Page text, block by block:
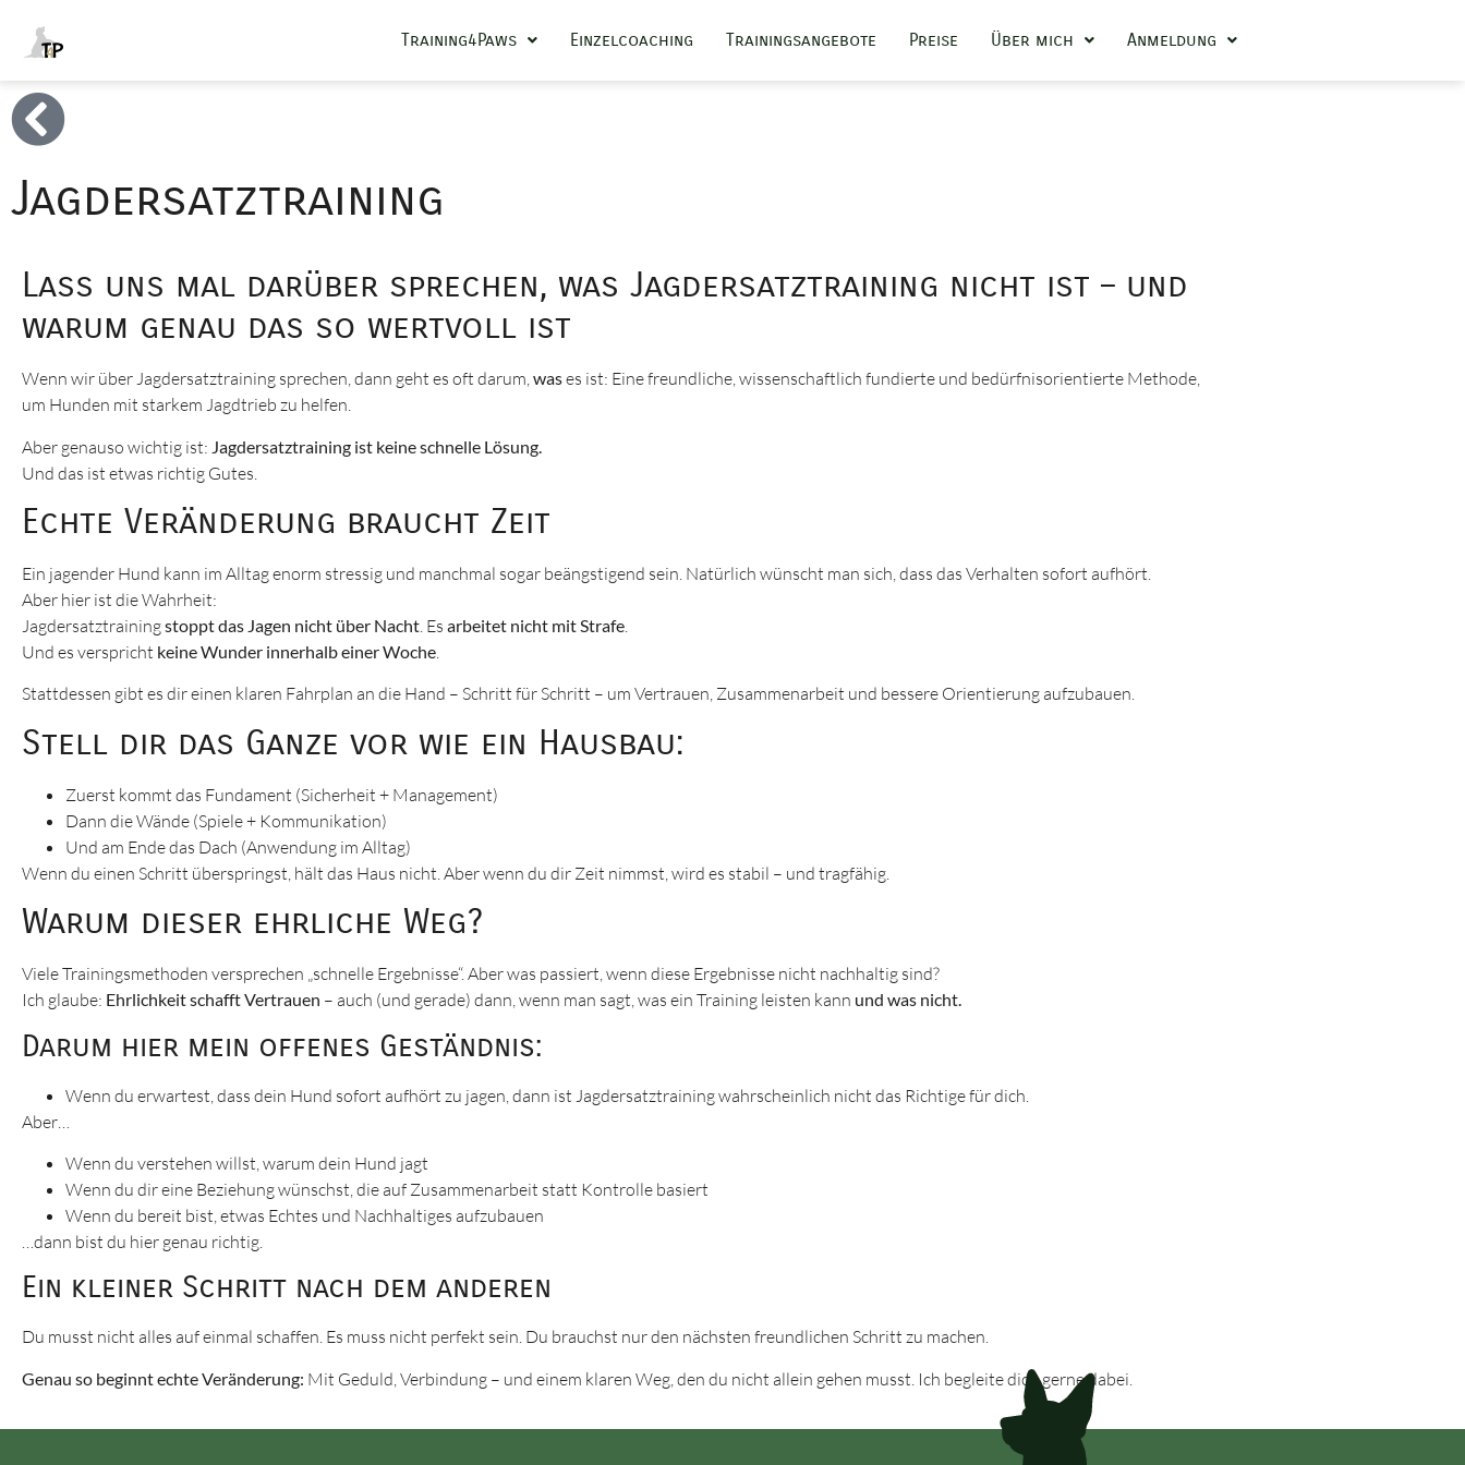
Training4Paws Einzelcoaching Trainingsangebote Preise Über mich Anmeldung
Jagdersatztraining
Lass uns mal darüber sprechen, was Jagdersatztraining nicht ist – und
warum genau das so wertvoll ist
Wenn wir über Jagdersatztraining sprechen, dann geht es oft darum,wases ist: Eine freundliche, wissenschaftlich fundierte und bedürfnisorientierte Methode,
um Hunden mit starkem Jagdtrieb zu helfen.
Aber genauso wichtig ist: Jagdersatztraining ist keine schnelle Lösung.
Und das ist etwas richtig Gutes.
Echte Veränderung braucht Zeit
Ein jagender Hund kann im Alltag enorm stressig und manchmal sogar beängstigend sein. Natürlich wünscht man sich, dass das Verhalten sofort aufhört.
Aber hier ist die Wahrheit:
Jagdersatztrainingstoppt das Jagen nicht über Nacht . Es arbeitet nicht mit Strafe
Und es verspricht keine Wunder innerhalb einer Woche
Stattdessen gibt es dir einen klaren Fahrplan an die Hand – Schritt für Schritt – um Vertrauen, Zusammenarbeit und bessere Orientierung aufzubauen.
Stell dir das Ganze vor wie ein Hausbau:
Zuerst kommt das Fundament (Sicherheit + Management)
Dann die Wände (Spiele + Kommunikation)
Und am Ende das Dach (Anwendung im Alltag)
Wenn du einen Schritt überspringst, hält das Haus nicht. Aber wenn du dir Zeit nimmst, wird es stabil – und tragfähig.
Warum dieser ehrliche Weg?
Viele Trainingsmethoden versprechen „schnelle Ergebnisse“. Aber was passiert, wenn diese Ergebnisse nicht nachhaltig sind?
Ich glaube: Ehrlichkeit schafft Vertrauen – auch (und gerade) dann, wenn man sagt, was ein Training leisten kann und was nicht.
Darum hier mein offenes Geständnis:
Wenn du erwartest, dass dein Hund sofort aufhört zu jagen, dann ist Jagdersatztraining wahrscheinlich nicht das Richtige für dich.
Aber…
Wenn du verstehen willst, warum dein Hund jagt
Wenn du dir eine Beziehung wünschst, die auf Zusammenarbeit statt Kontrolle basiert
Wenn du bereit bist, etwas Echtes und Nachhaltiges aufzubauen
…dann bist du hier genau richtig.
Ein kleiner Schritt nach dem anderen
Du musst nicht alles auf einmal schaffen. Es muss nicht perfekt sein. Du brauchst nur den nächsten freundlichen Schritt zu machen.
Genau so beginnt echte Veränderung: Mit Geduld, Verbindung – und einem klaren Weg, den du nicht allein gehen musst. Ich begleite dich gerne dabei.